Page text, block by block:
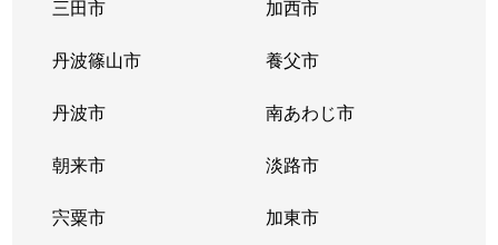
三田市 加西市
丹波篠山市 養父市
丹波市 南あわじ市
朝来市 淡路市
宍粟市 加東市